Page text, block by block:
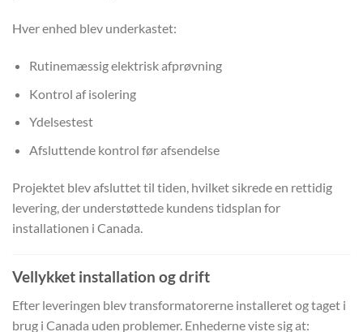
Hver enhed blev underkastet:
Rutinemæssig elektrisk afprøvning
Kontrol af isolering
Ydelsestest
Afsluttende kontrol før afsendelse
Projektet blev afsluttet til tiden, hvilket sikrede en rettidig
levering, der understøttede kundens tidsplan for
installationen i Canada.
Vellykket installation og drift
Efter leveringen blev transformatorerne installeret og taget i
brug i Canada uden problemer. Enhederne viste sig at: